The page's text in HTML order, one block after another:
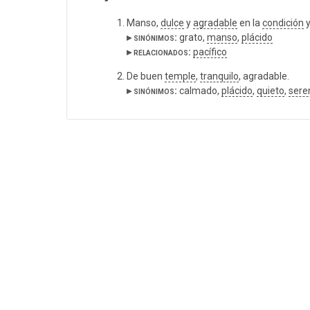
Manso, dulce yagradable en lacondición
▸ sinónimos: grato, manso, plácido
▸ relacionados: pacífico
De buen temple, tranquilo, agradable.
▸ sinónimos: calmado, plácido, quieto,